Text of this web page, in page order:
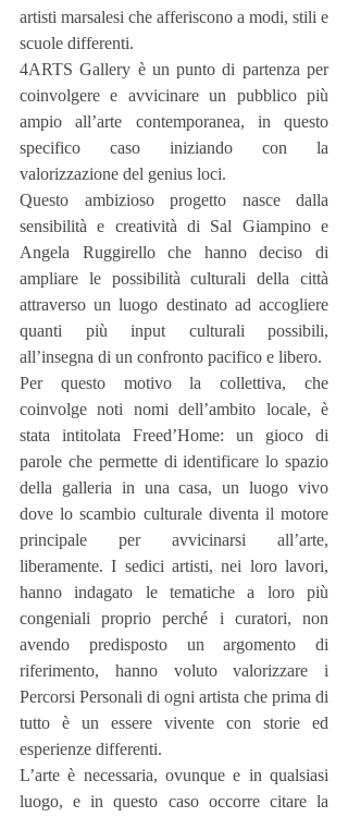
artisti marsalesi che afferiscono a modi, stili e
scuole differenti.
4ARTS Gallery è un punto di partenza per
coinvolgere e avvicinare un pubblico più
ampio all’arte contemporanea, in questo
specifico caso iniziando con la
valorizzazione del genius loci.
Questo ambizioso progetto nasce dalla
sensibilità e creatività di Sal Giampino e
Angela Ruggirello che hanno deciso di
ampliare le possibilità culturali della città
attraverso un luogo destinato ad accogliere
quanti più input culturali possibili,
all’insegna di un confronto pacifico e libero.
Per questo motivo la collettiva, che
coinvolge noti nomi dell’ambito locale, è
stata intitolata Freed’Home: un gioco di
parole che permette di identificare lo spazio
della galleria in una casa, un luogo vivo
dove lo scambio culturale diventa il motore
principale per avvicinarsi all’arte,
liberamente. I sedici artisti, nei loro lavori,
hanno indagato le tematiche a loro più
congeniali proprio perché i curatori, non
avendo predisposto un argomento di
riferimento, hanno voluto valorizzare i
Percorsi Personali di ogni artista che prima di
tutto è un essere vivente con storie ed
esperienze differenti.
L’arte è necessaria, ovunque e in qualsiasi
luogo, e in questo caso occorre citare la